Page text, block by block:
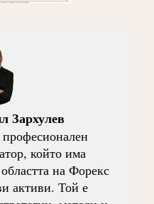
Зархулев
който има
на Форекс
активи. Той е